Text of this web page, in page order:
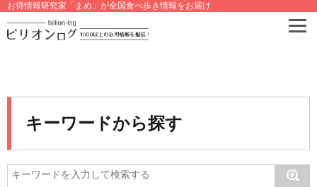
お得情報研究家「まめ」が全国食べ歩き情報をお届け
キーワードから探す